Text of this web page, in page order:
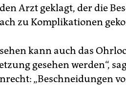
Arzt geklagt, der die
zu Komplikationen
kann auch das
gesehen werden“,
„Beschneidungen